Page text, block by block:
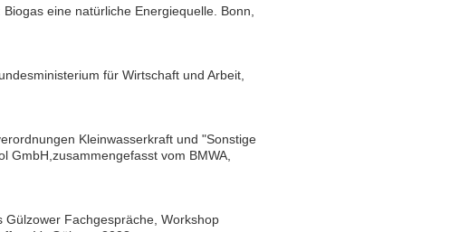
eine natürliche Energiequelle. Bonn,
für Wirtschaft und Arbeit,
Kleinwasserkraft und "Sonstige
GmbH,zusammengefasst vom BMWA,
Gülzower Fachgespräche, Workshop